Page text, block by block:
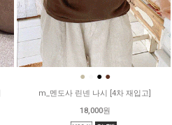
● ● ●
m_멘도사 린넨 나시 [4차 재입고]
18,000원